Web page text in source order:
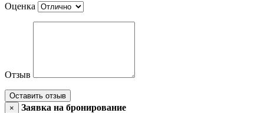
Оценка
Отзыв
Оставить отзыв
×
Заявка на бронирование